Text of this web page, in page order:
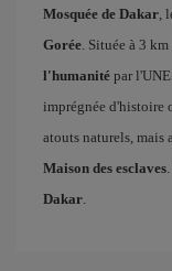
Mosquée de Dakar,
Gorée. Située à 3
l'humanité par
imprégnée d'histoire
atouts naturels,
Maison des esclaves
Dakar.